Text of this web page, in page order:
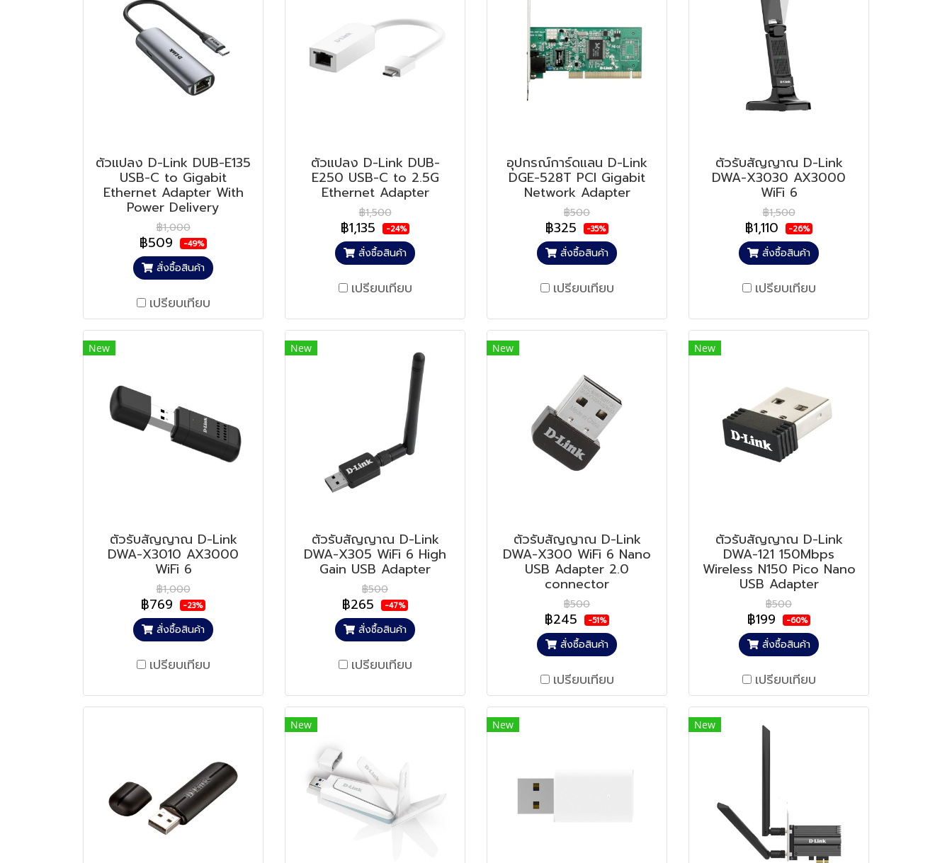
ตัวแปลง D-Link DUB-E135
USB-C to Gigabit
Ethernet Adapter With
Power Delivery
฿1,000
฿509 -49%
สั่งซื้อสินค้า
เปรียบเทียบ
ตัวแปลง D-Link DUB-
E250 USB-C to 2.5G
Ethernet Adapter
฿1,500
฿1,135 -24%
สั่งซื้อสินค้า
เปรียบเทียบ
อุปกรณ์การ์ดแลน D-Link
DGE-528T PCI Gigabit
Network Adapter
฿500
฿325 -35%
สั่งซื้อสินค้า
เปรียบเทียบ
ตัวรับสัญญาณ D-Link
DWA-X3030 AX3000
WiFi 6
฿1,500
฿1,110 -26%
สั่งซื้อสินค้า
เปรียบเทียบ
New
ตัวรับสัญญาณ D-Link
DWA-X3010 AX3000
WiFi 6
฿1,000
฿769 -23%
สั่งซื้อสินค้า
เปรียบเทียบ
New
ตัวรับสัญญาณ D-Link
DWA-X305 WiFi 6 High
Gain USB Adapter
฿500
฿265 -47%
สั่งซื้อสินค้า
เปรียบเทียบ
New
ตัวรับสัญญาณ D-Link
DWA-X300 WiFi 6 Nano
USB Adapter 2.0
connector
฿500
฿245 -51%
สั่งซื้อสินค้า
เปรียบเทียบ
New
ตัวรับสัญญาณ D-Link
DWA-121 150Mbps
Wireless N150 Pico Nano
USB Adapter
฿500
฿199 -60%
สั่งซื้อสินค้า
เปรียบเทียบ
New New New